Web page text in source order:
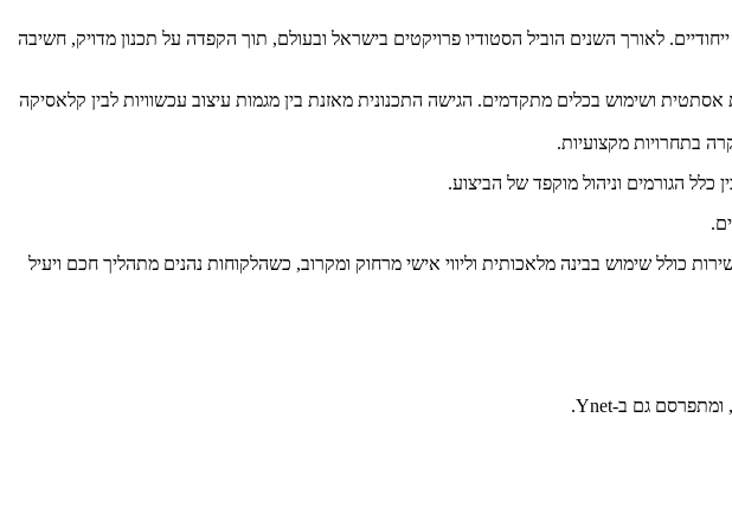
משרדים וחללי עבודה ייחודיים. לאורך השנים הוביל הסטודיו פרויקטים בישראל ובעולם, תוך הקפדה על תכנון מדויק, חשיבה
אסתטית ושימוש בכלים מתקדמים. הגישה התכנונית מאזנת בין מגמות עיצוב עכשוויות לבין קלאסיקה
בתחרויות מקצועיות.
הגורמים וניהול מוקפד של הביצוע.
כולל שימוש בבינה מלאכותית וליווי אישי מרחוק ומקרוב, כשהלקוחות נהנים מתהליך חכם ויעיל